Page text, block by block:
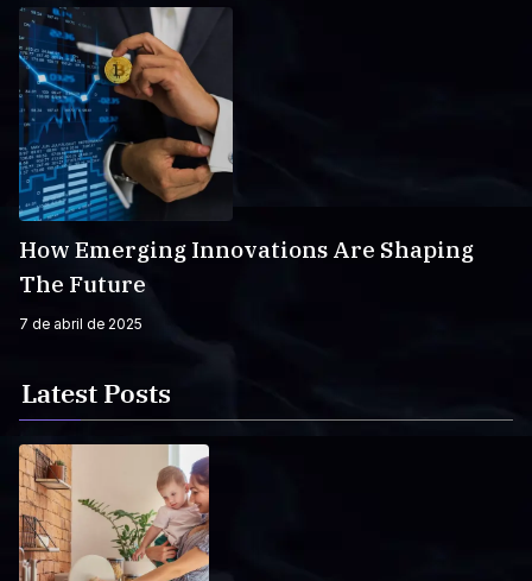
How Emerging Innovations Are Shaping
The Future
7 de abril de 2025
Latest Posts